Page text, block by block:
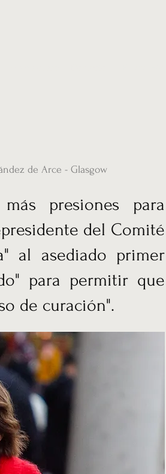
de Arce - Glasgow
presiones para
del Comité
al asediado primer
para permitir que
de curación".